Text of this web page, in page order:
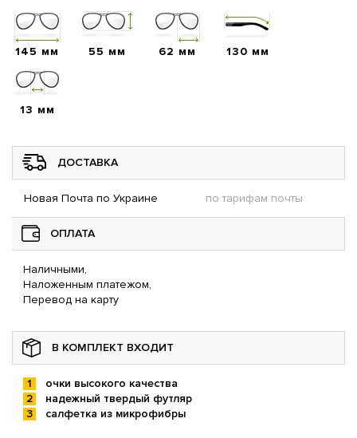
145 мм 55 мм 62 мм 130 мм
13 мм
ДОСТАВКА
Новая Почта по Украине по тарифам почты
ОПЛАТА
Наличными,
Наложенным платежом,
Перевод на карту
В КОМПЛЕКТ ВХОДИТ
очки высокого качества
надежный твердый футляр
салфетка из микрофибры